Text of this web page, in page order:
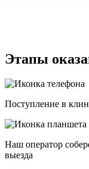
Этапы
Поступление в
Наш оператор
выезда